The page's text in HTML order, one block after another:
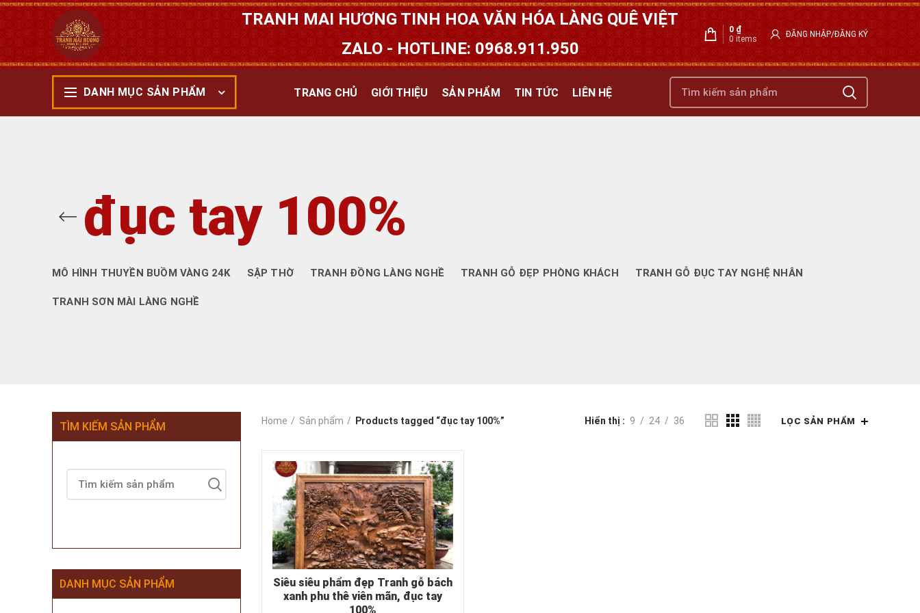
TRANH MAI HƯƠNG TINH HOA VĂN HÓA LÀNG QUÊ VIỆT
ZALO - HOTLINE: 0968.911.950
0 items
0 ₫ ĐĂNG NHẬP/ĐĂNG KÝ
DANH MỤC SẢN PHẨM TRANG CHỦ GIỚI THIỆU SẢN PHẨM TIN TỨC LIÊN HỆ
đục tay 100%
MÔ HÌNH THUYỀN BUỒM VÀNG 24K SẬP THỜ TRANH ĐỒNG LÀNG NGHỀ TRANH GỖ ĐẸP PHÒNG KHÁCH TRANH GỖ ĐỤC TAY NGHỆ NHÂN
TRANH SƠN MÀI LÀNG NGHỀ
Home Sản phẩm Products tagged “đục tay 100%” Hiển thị 9 24 36 LỌC SẢN PHẨM
Siêu siêu phẩm đẹp Tranh gỗ bách
xanh phu thê viên mãn, đục tay
100%
TÌM KIẾM SẢN PHẨM
DANH MỤC SẢN PHẨM